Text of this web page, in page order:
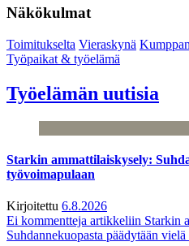
Näkökulmat
Toimitukselta Vieraskynä
Työpaikat & työelämä
Työelämän uutisia
Starkin ammattilaiskysely:
työvoimapulaan
Kirjoitettu 6.8.2026
Ei kommentteja artikkeliin Starkin
Suhdannekuopasta päädytään